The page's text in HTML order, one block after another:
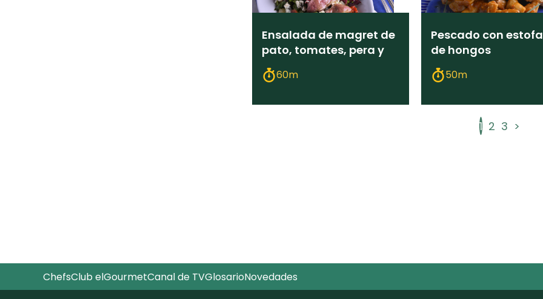
Ensalada de magret de
pato, tomates, pera y
queso azul
60m
Pescado con
de hongos
50m
1 2 3 >
ChefsClub elGourmetCanal de TVGlosarioNovedades